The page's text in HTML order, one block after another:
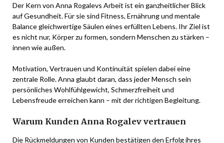
Der Kern von Anna Rogalevs Arbeit ist ein ganzheitlicher Blick
auf Gesundheit. Für sie sind Fitness, Ernährung und mentale
Balance gleichwertige Säulen eines erfüllten Lebens. Ihr Ziel ist
es nicht nur, Körper zu formen, sondern Menschen zu stärken –
innen wie außen.
Motivation, Vertrauen und Kontinuität spielen dabei eine
zentrale Rolle. Anna glaubt daran, dass jeder Mensch sein
persönliches Wohlfühlgewicht, Schmerzfreiheit und
Lebensfreude erreichen kann – mit der richtigen Begleitung.
Warum Kunden Anna Rogalev vertrauen
Die Rückmeldungen von Kunden bestätigen den Erfolg ihres